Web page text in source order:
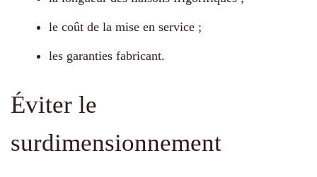
le coût de la mise en service ;
les garanties fabricant.
Éviter le
surdimensionnement